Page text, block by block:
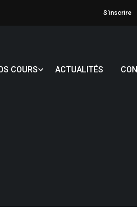
S'inscrire
COURS ACTUALITÉS